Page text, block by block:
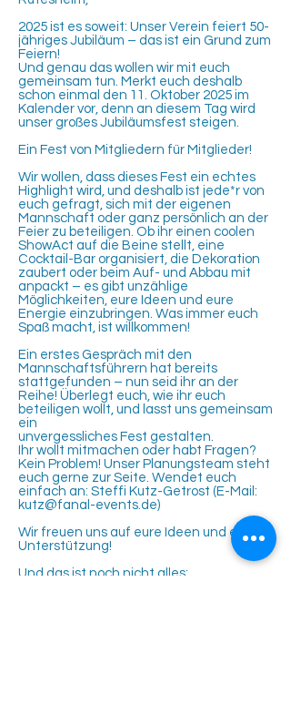
2025 ist es soweit: Unser Verein feiert 50-
jähriges Jubiläum – das ist ein Grund zum
Feiern!
Und genau das wollen wir mit euch
gemeinsam tun. Merkt euch deshalb
schon einmal den 11. Oktober 2025 im
Kalender vor, denn an diesem Tag wird
unser großes Jubiläumsfest steigen.
Ein Fest von Mitgliedern für Mitglieder!
Wir wollen, dass dieses Fest ein echtes
Highlight wird, und deshalb ist jede*r von
euch gefragt, sich mit der eigenen
Mannschaft oder ganz persönlich an der
Feier zu beteiligen. Ob ihr einen coolen
ShowAct auf die Beine stellt, eine
Cocktail-Bar organisiert, die Dekoration
zaubert oder beim Auf- und Abbau mit
anpackt – es gibt unzählige
Möglichkeiten, eure Ideen und eure
Energie einzubringen. Was immer euch
Spaß macht, ist willkommen!
Ein erstes Gespräch mit den
Mannschaftsführern hat bereits
stattgefunden – nun seid ihr an der
Reihe! Überlegt euch, wie ihr euch
beteiligen wollt, und lasst uns gemeinsam
ein
unvergessliches Fest gestalten.
Ihr wollt mitmachen oder habt Fragen?
Kein Problem! Unser Planungsteam steht
euch gerne zur Seite. Wendet euch
einfach an: Steffi Kutz-Getrost (E-Mail:
kutz@fanal-events.de)
Wir freuen uns auf eure Ideen und eure
Unterstützung!
Und das ist noch nicht alles: